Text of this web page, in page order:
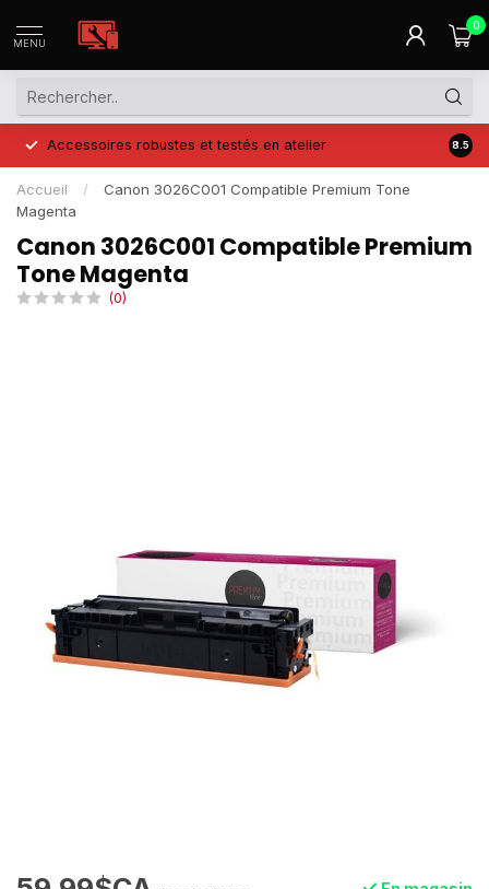
MENU
0
Accessoires robustes et testés en atelier Prix
8.5
Accueil /
Canon 3026C001 Compatible Premium Tone
Magenta
Canon 3026C001 Compatible Premium
Tone Magenta
(0)